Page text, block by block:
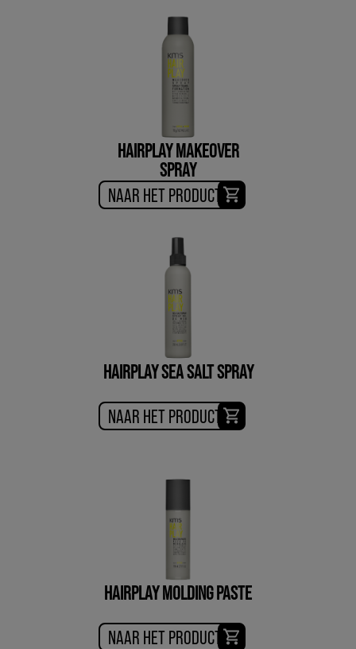
HAIRPLAY MAKEOVER
SPRAY
NAAR HET PRODUCT
HAIRPLAY SEA SALT SPRAY
NAAR HET PRODUCT
HAIRPLAY MOLDING PASTE
NAAR HET PRODUCT